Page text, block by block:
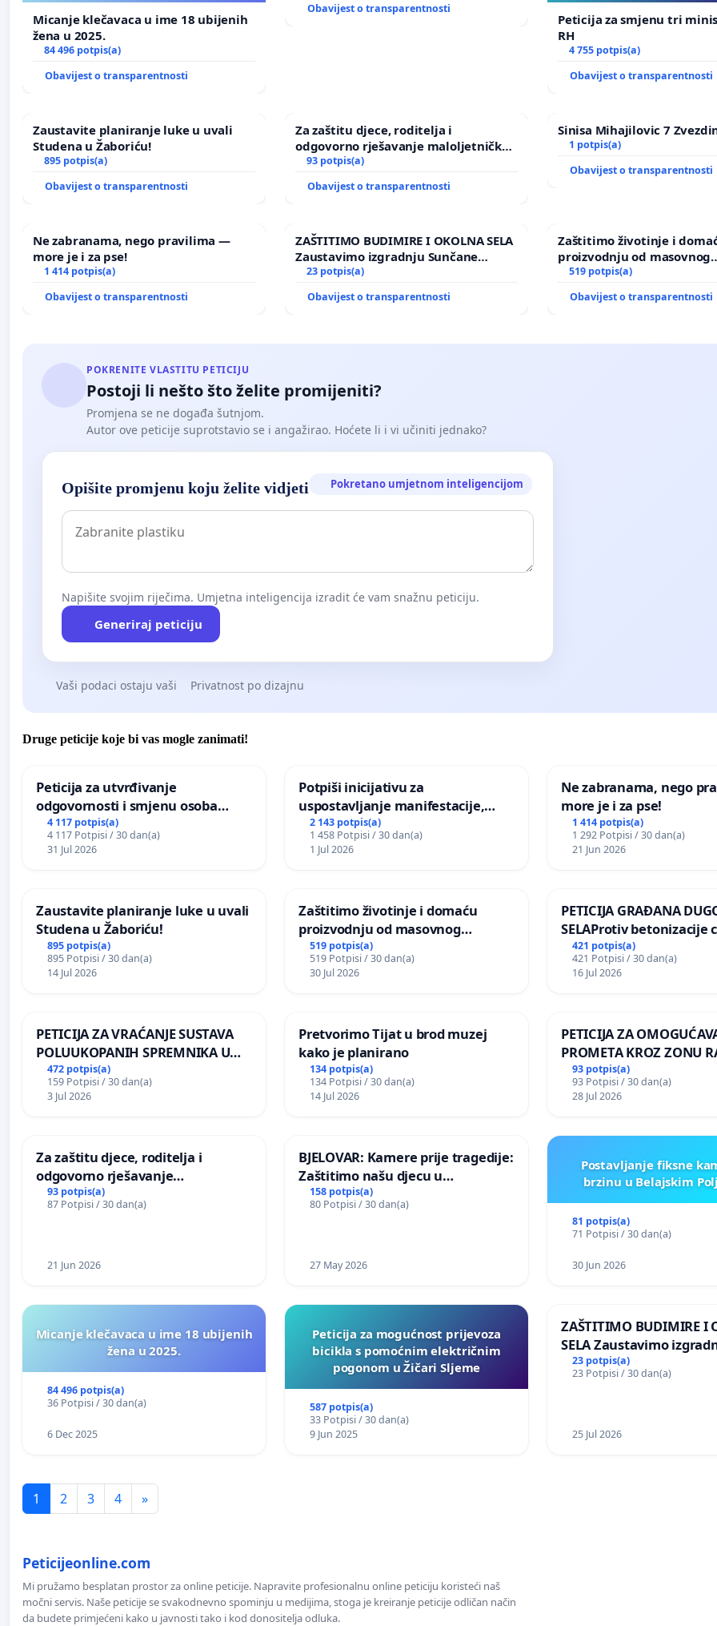
Micanje klečavaca u ime 18 ubijenih
žena u 2025.
84 496 potpis(a)
Obavijest o transparentnosti
Obavijest o transparentnosti
Peticija za smjenu tri
RH
4 755 potpis(a)
Obavijest o transparentnosti
Zaustavite planiranje luke u uvali
Studena u Žaboriću!
895 potpis(a)
Obavijest o transparentnosti
Za zaštitu djece, roditelja i
odgovorno rješavanje maloljetničkog
nasilja
93 potpis(a)
Obavijest o transparentnosti
Sinisa Mihajilovic 7
1 potpis(a)
Obavijest o transparentnosti
Ne zabranama, nego pravilima —
more je i za pse!
1 414 potpis(a)
Obavijest o transparentnosti
ZAŠTITIMO BUDIMIRE I OKOLNA SELA
Zaustavimo izgradnju Sunčane
elektrane Vedrine na području
23 potpis(a)
Obavijest o transparentnosti
Zaštitimo životinje i
proizvodnju od masovnog
uništavanja zbog afričke
519 potpis(a)
Obavijest o transparentnosti
POKRENITE VLASTITU PETICIJU
Postoji li nešto što želite promijeniti?
Promjena se ne događa šutnjom.
Autor ove peticije suprotstavio se i angažirao. Hoćete li i vi učiniti jednako?
Opišite promjenu koju želite vidjeti Pokretano umjetnom inteligencijom
Napišite svojim riječima. Umjetna inteligencija izradit će vam snažnu peticiju.
Generiraj peticiju
Vaši podaci ostaju vaši Privatnost po dizajnu
Druge peticije koje bi vas mogle zanimati!
Peticija za utvrđivanje
odgovornosti i smjenu osoba
odgovornih za incident u
Zoološkom vrtu Grada Zagreba
4 117 potpis(a)
4 117 Potpisi / 30 dan(a)
31 Jul 2026
Potpiši inicijativu za
uspostavljanje manifestacije,
godišnje nagrade ili drugog
javnog događaja „Edin Avdić“ u
Sarajevu
2 143 potpis(a)
1 458 Potpisi / 30 dan(a)
1 Jul 2026
Ne zabranama, nego
more je i za pse!
1 414 potpis(a)
1 292 Potpisi / 30 dan(a)
21 Jun 2026
Zaustavite planiranje luke u uvali
Studena u Žaboriću!
895 potpis(a)
895 Potpisi / 30 dan(a)
14 Jul 2026
Zaštitimo životinje i domaću
proizvodnju od masovnog
uništavanja zbog afričke svinjske
kuge
519 potpis(a)
519 Potpisi / 30 dan(a)
30 Jul 2026
PETICIJA GRAĐANA
SELAProtiv betonizacije
grada i za očuvanje
zelenih površina i
pri donošenju izmjena
421 potpis(a)
421 Potpisi / 30 dan(a)
16 Jul 2026
PETICIJA ZA VRAĆANJE SUSTAVA
POLUUKOPANIH SPREMNIKA U
NASELJU KOLANJSKI GAJAC
472 potpis(a)
159 Potpisi / 30 dan(a)
3 Jul 2026
Pretvorimo Tijat u brod muzej
kako je planirano
134 potpis(a)
134 Potpisi / 30 dan(a)
14 Jul 2026
PETICIJA ZA
PROMETA KROZ ZONU
ZA STANOVNIKE
Kamensko i Lemić Brdo
93 potpis(a)
93 Potpisi / 30 dan(a)
28 Jul 2026
Za zaštitu djece, roditelja i
odgovorno rješavanje
maloljetničkog nasilja
93 potpis(a)
87 Potpisi / 30 dan(a)
21 Jun 2026
BJELOVAR: Kamere prije tragedije:
Zaštitimo našu djecu u
Vukovarskoj!
158 potpis(a)
80 Potpisi / 30 dan(a)
27 May 2026
Postavljanje fiksne
brzinu u Belajskim
81 potpis(a)
71 Potpisi / 30 dan(a)
30 Jun 2026
Micanje klečavaca u ime 18 ubijenih
žena u 2025.
84 496 potpis(a)
36 Potpisi / 30 dan(a)
6 Dec 2025
Peticija za mogućnost prijevoza
bicikla s pomoćnim električnim
pogonom u Žičari Sljeme
587 potpis(a)
33 Potpisi / 30 dan(a)
9 Jun 2025
ZAŠTITIMO BUDIMIRE I
SELA Zaustavimo
Sunčane elektrane
području Ugljana
23 potpis(a)
23 Potpisi / 30 dan(a)
25 Jul 2026
1 2 3 4 »
Peticijeonline.com
Mi pružamo besplatan prostor za online peticije. Napravite profesionalnu online peticiju koristeći naš
močni servis. Naše peticije se svakodnevno spominju u medijima, stoga je kreiranje peticije odličan način
da budete primjećeni kako u javnosti tako i kod donositelja odluka.